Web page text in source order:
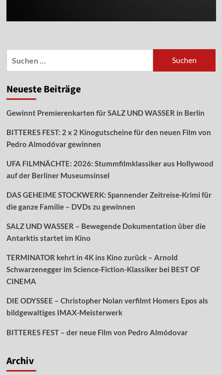
Neueste Beiträge
Gewinnt Premierenkarten für SALZ UND WASSER in Berlin
BITTERES FEST: 2 x 2 Kinogutscheine für den neuen Film von
Pedro Almodóvar gewinnen
UFA FILMNÄCHTE: 2026: Stummfilmklassiker aus Hollywood
auf der Berliner Museumsinsel
DAS GEHEIME STOCKWERK: Spannender Zeitreise-Krimi für
die ganze Familie – DVDs zu gewinnen
SALZ UND WASSER – Bewegende Dokumentation über die
Antarktis startet im Kino
TERMINATOR kehrt in 4K ins Kino zurück – Arnold
Schwarzenegger im Science-Fiction-Klassiker bei BEST OF
CINEMA
DIE ODYSSEE – Christopher Nolan verfilmt Homers Epos als
bildgewaltiges IMAX-Meisterwerk
BITTERES FEST – der neue Film von Pedro Almódovar
Archiv